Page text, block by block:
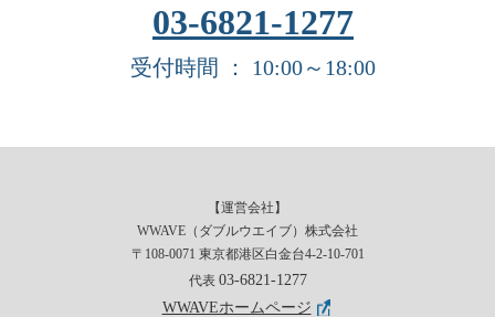
03-6821-1277
受付時間 ： 10:00～18:00
【運営会社】
WWAVE（ダブルウエイブ）株式会社
〒108-0071 東京都港区白金台4-2-10-701
代表 03-6821-1277
WWAVEホームページ